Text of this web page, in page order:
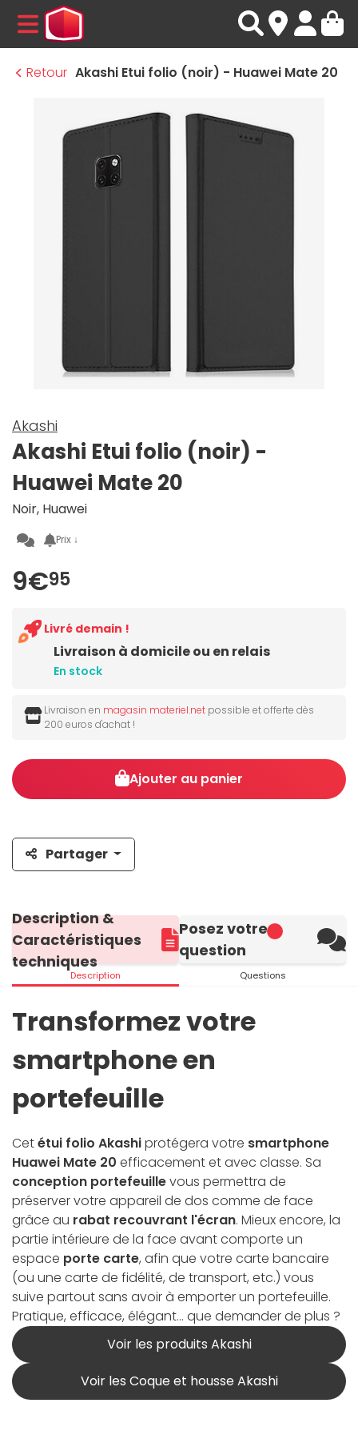
MENU
Retour Akashi Etui folio (noir) - Huawei Mate 20
Akashi
Akashi Etui folio (noir) -
Huawei Mate 20
Noir, Huawei
Prix ↓
9€95
Livraison à domicile ou en relais
En stock
Livré demain !
Livraison en magasin materiel.net possible et offerte dès
200 euros d'achat !
Ajouter au panier
Partager
Description &
Caractéristiques
techniques
Description
Posez votre
question
Questions
Transformez votre
smartphone en
portefeuille
Cetétui folio Akashiprotégera votre smartphone
Huawei Mate 20 efficacement et avec classe. Sa
conception portefeuillevous permettra de
préserver votre appareil de dos comme de face
grâce au rabat recouvrant l'écran. Mieux encore, la
partie intérieure de la face avant comporte un
espace porte carte, afin que votre carte bancaire
(ou une carte de fidélité, de transport, etc.) vous
suive partout sans avoir à emporter un portefeuille.
Pratique, efficace, élégant... que demander de plus ?
Voir les produits Akashi
Voir les Coque et housse Akashi